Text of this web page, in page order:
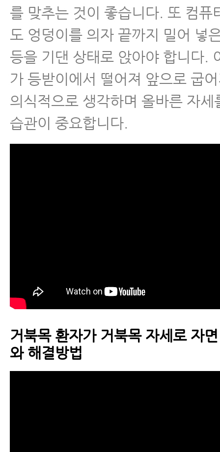
를 맞추는 것이 좋습니다. 또 컴퓨
도 엉덩이를 의자 끝까지 밀어 넣
등을 기댄 상태로 앉아야 합니다.
가 등받이에서 떨어져 앞으로 굽
의식적으로 생각하며 올바른 자세
습관이 중요합니다.
거북목 환자가 거북목 자세로 자
와 해결방법